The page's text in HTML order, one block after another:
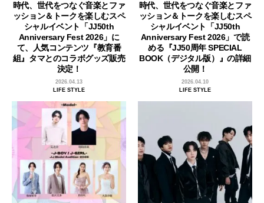
時代、世代をつなぐ音楽とファ
ッション＆トークを楽しむスペ
シャルイベント「JJ50th
Anniversary Fest 2026」に
て、人気コンテンツ『教育番
組』タマとのコラボグッズ販売
決定！
2026.04.13
LIFE STYLE
時代、世代をつなぐ音楽とファ
ッション＆トークを楽しむスペ
シャルイベント「JJ50th
Anniversary Fest 2026」で読
める『JJ50周年 SPECIAL
BOOK（デジタル版）』の詳細
公開！
2026.04.10
LIFE STYLE